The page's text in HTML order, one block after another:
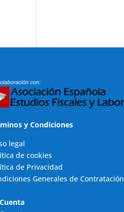
y Condiciones
legal
de cookies
de Privacidad
Generales de Contratación